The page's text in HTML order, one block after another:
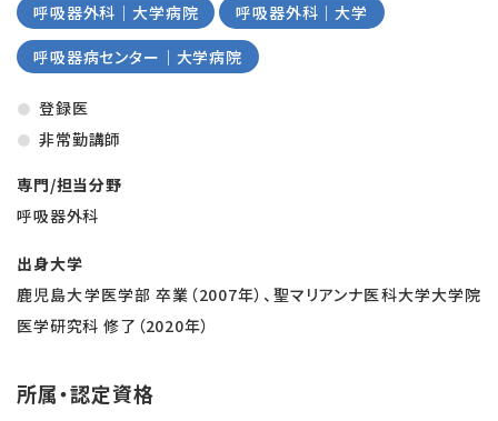
呼吸器外科｜大学病院
呼吸器外科｜大学
呼吸器病センター｜大学病院
登録医
非常勤講師
専門/担当分野
呼吸器外科
出身大学
鹿児島大学医学部 卒業（2007年）、聖マリアンナ医科大学大学院
医学研究科 修了（2020年）
所属・認定資格